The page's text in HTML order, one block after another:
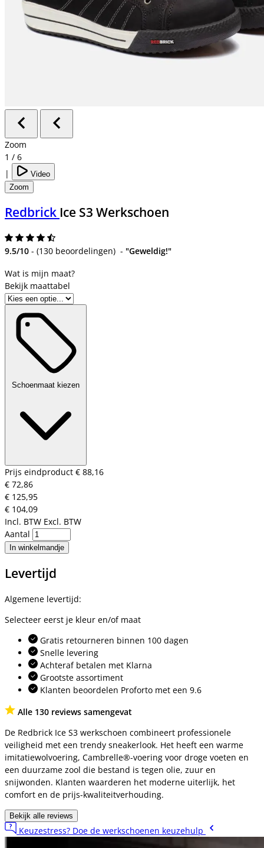
Zoom
1 / 6
|
Video
Zoom
Redbrick Ice S3 Werkschoen
9.5/10 - (130 beoordelingen) - "Geweldig!"
Bekijk maattabel
Schoenmaat kiezen
Prijs eindproduct € 88,16
€ 72,86
€ 125,95
€ 104,09
Incl. BTW Excl. BTW
Aantal
In winkelmandje
Levertijd
Algemene levertijd:
Selecteer eerst je kleur en/of maat
Gratis retourneren binnen 100 dagen
Snelle levering
Achteraf betalen met Klarna
Grootste assortiment
Klanten beoordelen Proforto met een 9.6
Alle 130 reviews samengevat
De Redbrick Ice S3 werkschoen combineert professionele
veiligheid met een trendy sneakerlook. Het heeft een warme
imitatiewolvoering, Cambrelle®-voering voor droge voeten en
een duurzame zool die bestand is tegen olie, zuur en
snijwonden. Klanten waarderen het moderne uiterlijk, het
comfort en de prijs-kwaliteitverhouding.
Bekijk alle reviews
Keuzestress? Doe de werkschoenen keuzehulp